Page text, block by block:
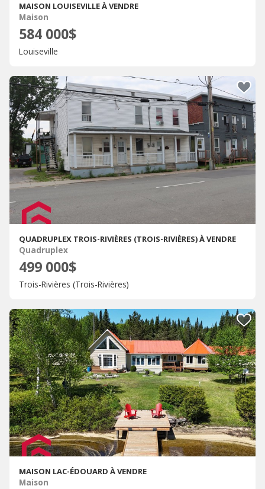
MAISON LOUISEVILLE À VENDRE
Maison
584 000$
Louiseville
QUADRUPLEX TROIS-RIVIÈRES (TROIS-RIVIÈRES) À VENDRE
Quadruplex
499 000$
Trois-Rivières (Trois-Rivières)
MAISON LAC-ÉDOUARD À VENDRE
Maison